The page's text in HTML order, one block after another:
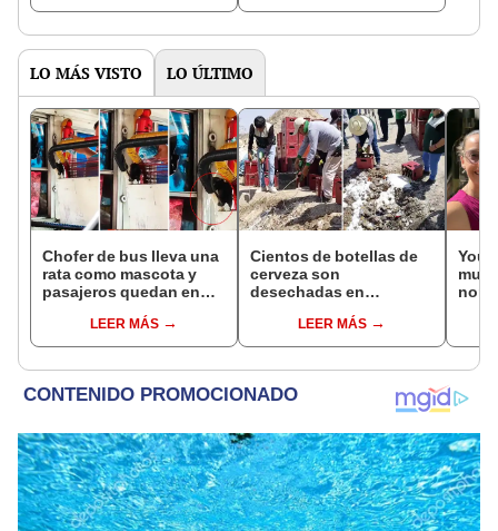
gastronomía"
vistas
LO MÁS VISTO LO ÚLTIMO
Chofer de bus lleva una
rata como mascota y
pasajeros quedan en
LEER MÁS
Cientos de botellas de
cerveza son
desechadas en
quedan en shock
LEER MÁS